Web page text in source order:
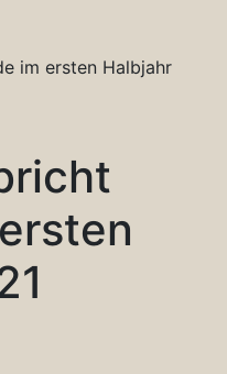
im ersten Halbjahr